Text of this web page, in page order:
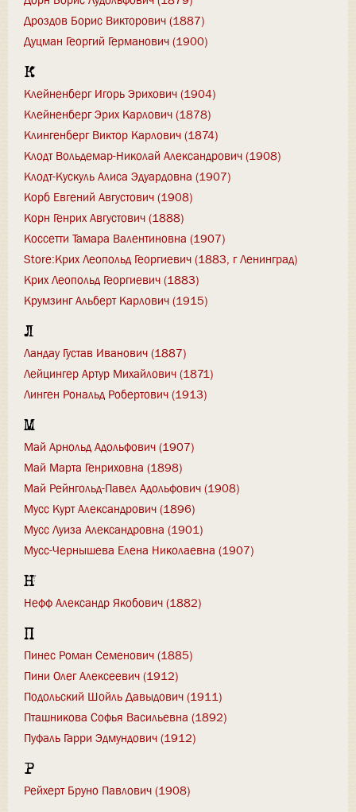
Дроздов Борис Викторович (1887)
Дуцман Георгий Германович (1900)
К
Клейненберг Игорь Эрихович (1904)
Клейненберг Эрих Карлович (1878)
Клингенберг Виктор Карлович (1874)
Клодт Вольдемар-Николай Александрович (1908)
Клодт-Кускуль Алиса Эдуардовна (1907)
Корб Евгений Августович (1908)
Корн Генрих Августович (1888)
Коссетти Тамара Валентиновна (1907)
Store:Крих Леопольд Георгиевич (1883, г Ленинград)
Крих Леопольд Георгиевич (1883)
Крумзинг Альберт Карлович (1915)
Л
Ландау Густав Иванович (1887)
Лейцингер Артур Михайлович (1871)
Линген Рональд Робертович (1913)
М
Май Арнольд Адольфович (1907)
Май Марта Генриховна (1898)
Май Рейнгольд-Павел Адольфович (1908)
Мусс Курт Александрович (1896)
Мусс Луиза Александровна (1901)
Мусс-Чернышева Елена Николаевна (1907)
Н
Нефф Александр Якобович (1882)
П
Пинес Роман Семенович (1885)
Пини Олег Алексеевич (1912)
Подольский Шойль Давыдович (1911)
Пташникова Софья Васильевна (1892)
Пуфаль Гарри Эдмундович (1912)
Р
Рейхерт Бруно Павлович (1908)